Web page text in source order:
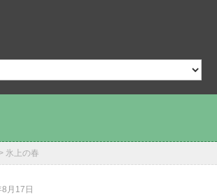
氷上の春
月17日